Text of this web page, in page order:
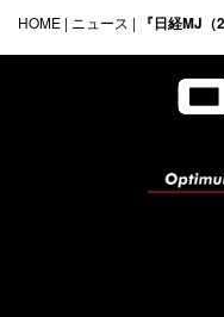
HOME | ニュース | 『日経MJ